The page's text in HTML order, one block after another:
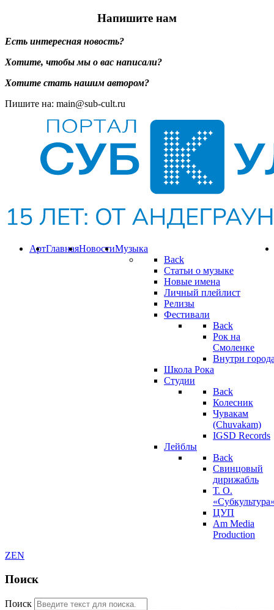
Напишите нам
Есть интересная новость?
Хотите, чтобы мы о вас написали?
Хотите стать нашим автором?
Пишите на: main@sub-cult.ru
Музыка
Back
Статьи о музыке
Новые имена
Личный плейлист
Релизы
Фестивали
Back
Рок на
Смоленке
Внутри
Школа Рока
Студии
Back
Колесник
Чувакам
(Chuvakam)
IGSD Records
Лейблы
Back
Свинцовый
дирижабль
Т. О.
ЦУП
Am Media
Production
Новости
Главная
Арт
ZEN
Поиск
Поиск